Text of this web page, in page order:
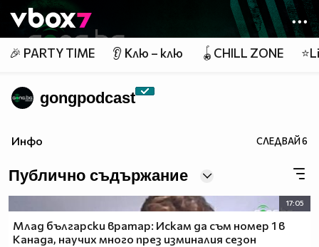
👾
🎉 PARTY TIME 👂 Клю – клю 🪀CHILL ZONE
gongpodcast
Инфо СЛЕДВАЙ6
Публично съдържание
17:05
Млад български вратар: Искам да съм номер 1 в
Канада, научих много през изминалия сезон